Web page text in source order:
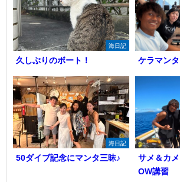
海日記
久しぶりのボート！ ケラマンタ
海日記
50ダイブ記念にマンタ三昧♪
サメ＆カ
OW講習